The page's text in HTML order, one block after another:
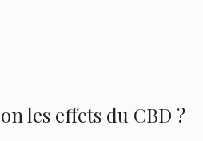
les effets du CBD ?